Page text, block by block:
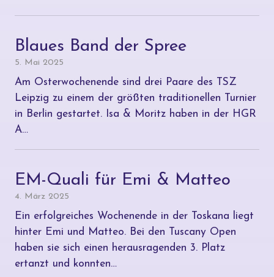
Blaues Band der Spree
5. Mai 2025
Am Osterwochenende sind drei Paare des TSZ
Leipzig zu einem der größten traditionellen Turnier
in Berlin gestartet. Isa & Moritz haben in der HGR
A…
EM-Quali für Emi & Matteo
4. März 2025
Ein erfolgreiches Wochenende in der Toskana liegt
hinter Emi und Matteo. Bei den Tuscany Open
haben sie sich einen herausragenden 3. Platz
ertanzt und konnten…